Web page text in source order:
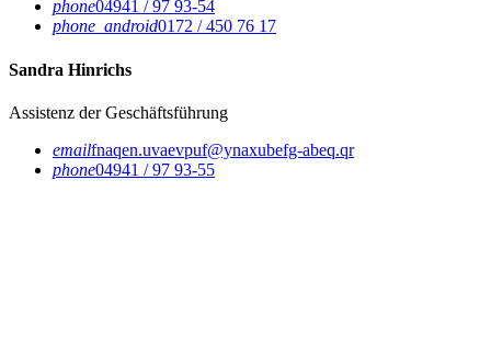
phone04941 / 97 93-54
phone_android0172 / 450 76 17
Sandra Hinrichs
Assistenz der Geschäftsführung
emailfnaqen.uvaevpuf@ynaxubefg-abeq.qr
phone04941 / 97 93-55